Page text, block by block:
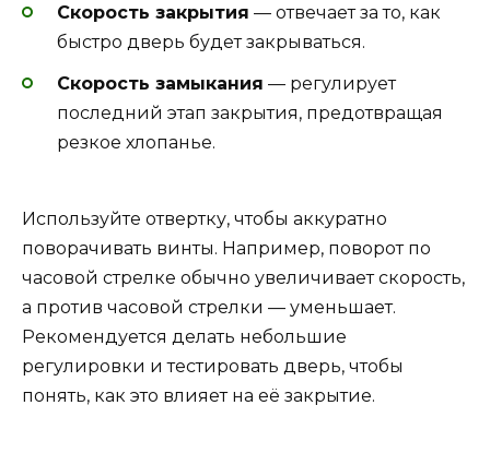
Скорость закрытия — отвечает за то, как
быстро дверь будет закрываться.
Скорость замыкания — регулирует
последний этап закрытия, предотвращая
резкое хлопанье.
Используйте отвертку, чтобы аккуратно
поворачивать винты. Например, поворот по
часовой стрелке обычно увеличивает скорость,
а против часовой стрелки — уменьшает.
Рекомендуется делать небольшие
регулировки и тестировать дверь, чтобы
понять, как это влияет на её закрытие.